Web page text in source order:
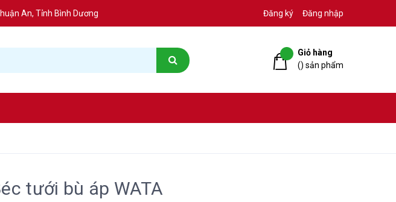
An, Tỉnh Bình Dương Đăng ký Đăng nhập
Giỏ hàng
() sản phẩm
tưới bù áp WATA